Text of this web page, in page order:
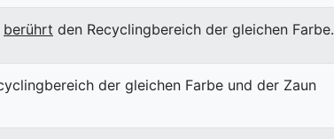
berührt den Recyclingbereich der gleichen Farbe.
der gleichen Farbe und der Zaun